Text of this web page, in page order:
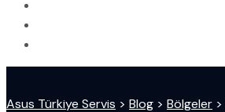
Asus Türkiye Servis > Blog > Bölgeler >